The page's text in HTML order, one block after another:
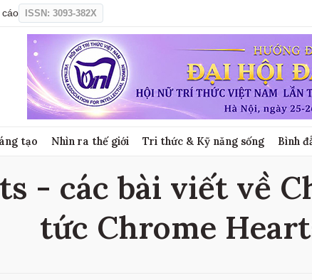
cáo ISSN: 3093-382X
tạo Nhìn ra thế giới Tri thức & Kỹ năng sống Bình
- các bài viết về
tức Chrome